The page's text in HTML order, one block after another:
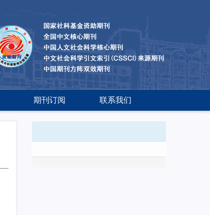
期刊订阅 联系我们